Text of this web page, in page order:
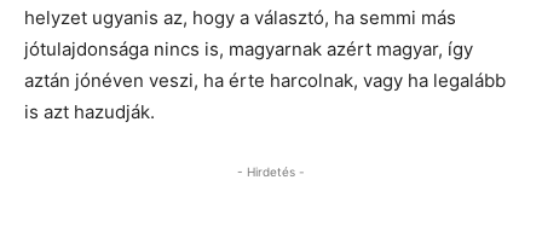
helyzet ugyanis az, hogy a választó, ha semmi más
jótulajdonsága nincs is, magyarnak azért magyar, így
aztán jónéven veszi, ha érte harcolnak, vagy ha legalább
is azt hazudják.
- Hirdetés -